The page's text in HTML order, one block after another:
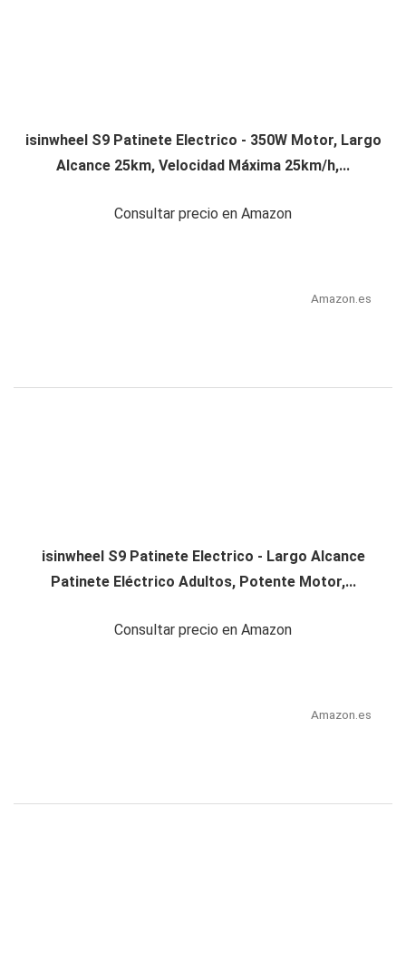
isinwheel S9 Patinete Electrico - 350W Motor, Largo
Alcance 25km, Velocidad Máxima 25km/h,...
Consultar precio en Amazon
Amazon.es
isinwheel S9 Patinete Electrico - Largo Alcance
Patinete Eléctrico Adultos, Potente Motor,...
Consultar precio en Amazon
Amazon.es